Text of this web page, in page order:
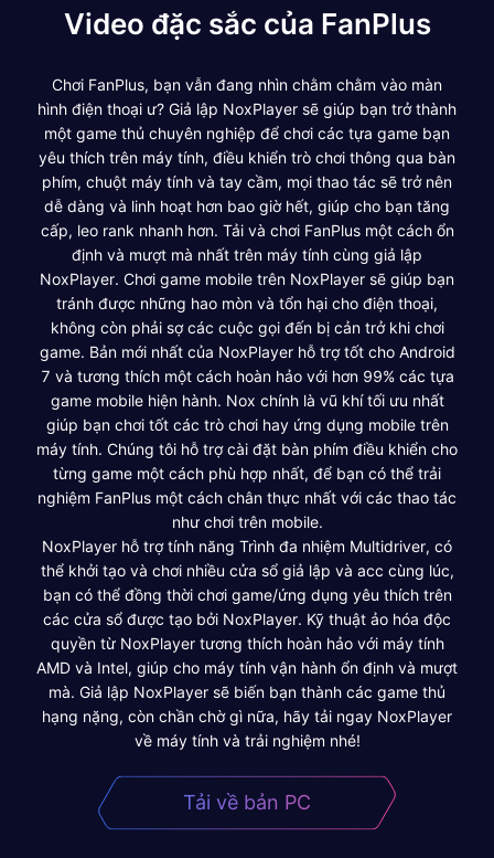
Video đặc sắc của FanPlus
Chơi FanPlus, bạn vẫn đang nhìn chằm chằm vào màn
hình điện thoại ư? Giả lập NoxPlayer sẽ giúp bạn trở thành
một game thủ chuyên nghiệp để chơi các tựa game bạn
yêu thích trên máy tính, điều khiển trò chơi thông qua bàn
phím, chuột máy tính và tay cầm, mọi thao tác sẽ trở nên
dễ dàng và linh hoạt hơn bao giờ hết, giúp cho bạn tăng
cấp, leo rank nhanh hơn. Tải và chơi FanPlus một cách ổn
định và mượt mà nhất trên máy tính cùng giả lập
NoxPlayer. Chơi game mobile trên NoxPlayer sẽ giúp bạn
tránh được những hao mòn và tổn hại cho điện thoại,
không còn phải sợ các cuộc gọi đến bị cản trở khi chơi
game. Bản mới nhất của NoxPlayer hỗ trợ tốt cho Android
7 và tương thích một cách hoàn hảo với hơn 99% các tựa
game mobile hiện hành. Nox chính là vũ khí tối ưu nhất
giúp bạn chơi tốt các trò chơi hay ứng dụng mobile trên
máy tính. Chúng tôi hỗ trợ cài đặt bàn phím điều khiển cho
từng game một cách phù hợp nhất, để bạn có thể trải
nghiệm FanPlus một cách chân thực nhất với các thao tác
như chơi trên mobile.
NoxPlayer hỗ trợ tính năng Trình đa nhiệm Multidriver, có
thể khởi tạo và chơi nhiều cửa sổ giả lập và acc cùng lúc,
bạn có thể đồng thời chơi game/ứng dụng yêu thích trên
các cửa sổ được tạo bởi NoxPlayer. Kỹ thuật ảo hóa độc
quyền từ NoxPlayer tương thích hoàn hảo với máy tính
AMD và Intel, giúp cho máy tính vận hành ổn định và mượt
mà. Giả lập NoxPlayer sẽ biến bạn thành các game thủ
hạng nặng, còn chần chờ gì nữa, hãy tải ngay NoxPlayer
về máy tính và trải nghiệm nhé!
Tải về bản PC